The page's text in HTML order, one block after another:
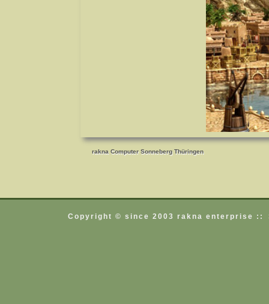
rakna Computer Sonneberg Thüringen
rakna Computer Sonneberg Thüringen
Copyright © since 2003 rakna enterprise ::